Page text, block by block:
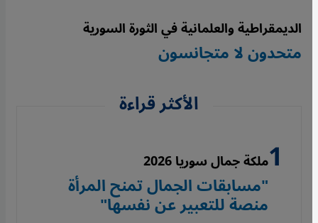
الديمقراطية والعلمانية في الثورة السورية
متحدون لا متجانسون
الأكثر قراءة
ملكة جمال سوريا 2026
"مسابقات الجمال تمنح المرأة
منصة للتعبير عن نفسها"